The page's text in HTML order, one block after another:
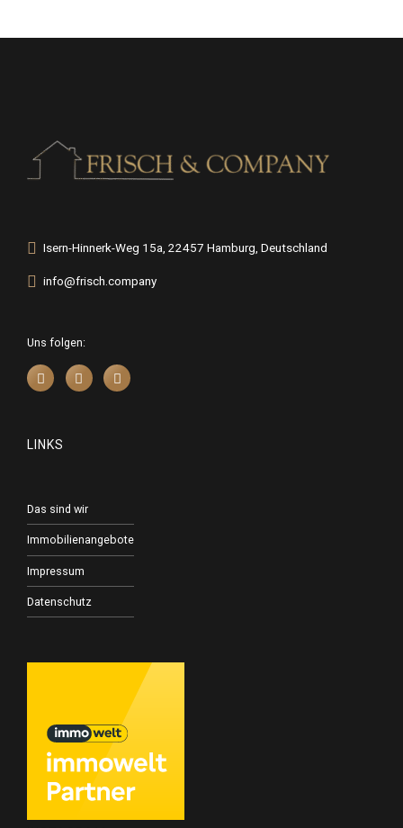
Isern-Hinnerk-Weg 15a, 22457 Hamburg, Deutschland
info@frisch.company
Uns folgen:
LINKS
Das sind wir
Immobilienangebote
Impressum
Datenschutz